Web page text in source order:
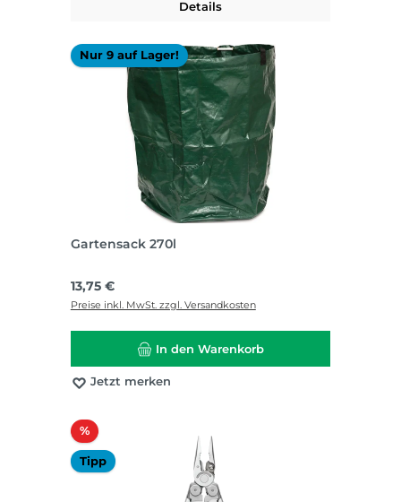
Details
Nur 9 auf Lager!
Gartensack 270l
Regulärer Preis:
13,75 €
Preise inkl. MwSt. zzgl. Versandkosten
In den Warenkorb
Jetzt merken
%Rabatt
Tipp